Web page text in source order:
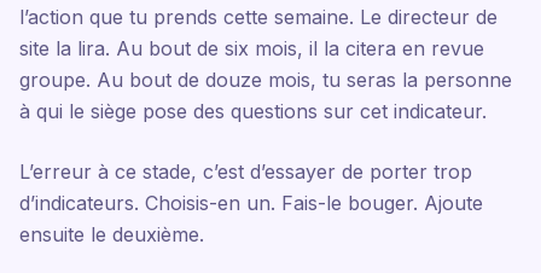
l’action que tu prends cette semaine. Le directeur de
site la lira. Au bout de six mois, il la citera en revue
groupe. Au bout de douze mois, tu seras la personne
à qui le siège pose des questions sur cet indicateur.
L’erreur à ce stade, c’est d’essayer de porter trop
d’indicateurs. Choisis-en un. Fais-le bouger. Ajoute
ensuite le deuxième.